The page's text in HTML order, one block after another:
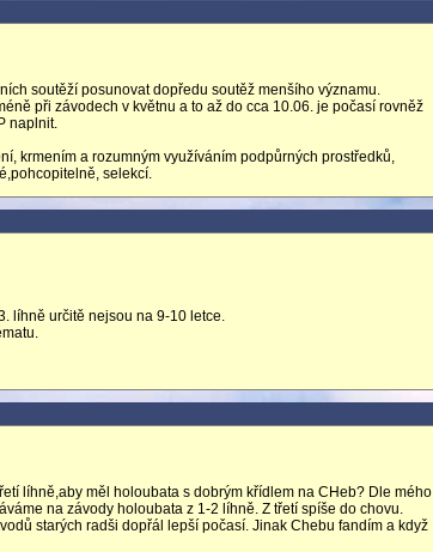
soutěží posunovat dopředu soutěž menšího významu.
při závodech v květnu a to až do cca 10.06. je počasí rovněž
naplnit.
krmením a rozumným využíváním podpůrných prostředků,
selekcí.
líhně určitě nejsou na 9-10 letce.
líhně,aby měl holoubata s dobrým křídlem na CHeb? Dle mého
na závody holoubata z 1-2 líhně. Z třetí spíše do chovu.
starých radši dopřál lepší počasí. Jinak Chebu fandím a když